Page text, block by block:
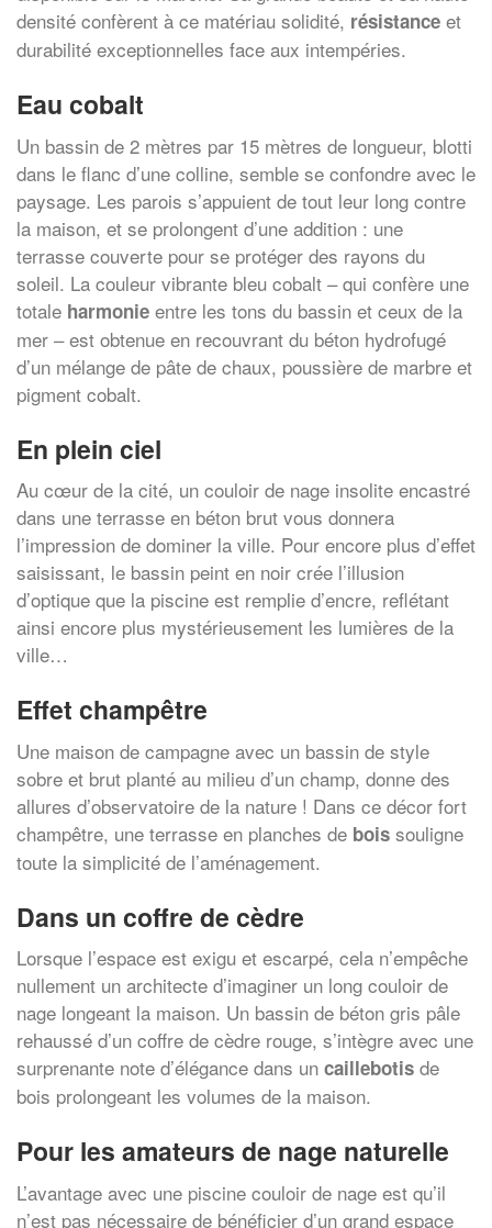
densité confèrent à ce matériau solidité, résistance et
durabilité exceptionnelles face aux intempéries.
Eau cobalt
Un bassin de 2 mètres par 15 mètres de longueur, blotti
dans le flanc d’une colline, semble se confondre avec le
paysage. Les parois s’appuient de tout leur long contre
la maison, et se prolongent d’une addition : une
terrasse couverte pour se protéger des rayons du
soleil. La couleur vibrante bleu cobalt – qui confère une
totale harmonie entre les tons du bassin et ceux de la
mer – est obtenue en recouvrant du béton hydrofugé
d’un mélange de pâte de chaux, poussière de marbre et
pigment cobalt.
En plein ciel
Au cœur de la cité, un couloir de nage insolite encastré
dans une terrasse en béton brut vous donnera
l’impression de dominer la ville. Pour encore plus d’effet
saisissant, le bassin peint en noir crée l’illusion
d’optique que la piscine est remplie d’encre, reflétant
ainsi encore plus mystérieusement les lumières de la
ville…
Effet champêtre
Une maison de campagne avec un bassin de style
sobre et brut planté au milieu d’un champ, donne des
allures d’observatoire de la nature ! Dans ce décor fort
champêtre, une terrasse en planches de bois souligne
toute la simplicité de l’aménagement.
Dans un coffre de cèdre
Lorsque l’espace est exigu et escarpé, cela n’empêche
nullement un architecte d’imaginer un long couloir de
nage longeant la maison. Un bassin de béton gris pâle
rehaussé d’un coffre de cèdre rouge, s’intègre avec une
surprenante note d’élégance dans un caillebotis de
bois prolongeant les volumes de la maison.
Pour les amateurs de nage naturelle
L’avantage avec une piscine couloir de nage est qu’il
n’est pas nécessaire de bénéficier d’un grand espace